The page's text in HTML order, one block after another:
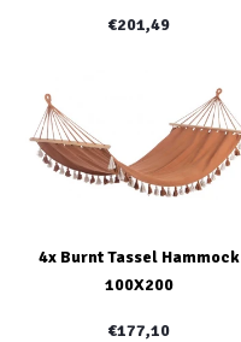
€201,49
4x Burnt Tassel Hammock
100X200
€177,10